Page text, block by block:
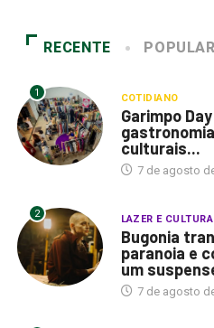
RECENTE POPULAR
1 COTIDIANO
Garimpo
culturais...
7 de agosto
2 LAZER E CULTURA
Bugonia
paranoia e
um
7 de agosto